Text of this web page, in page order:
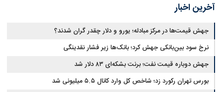
آخرین اخبار
جهش قیمت‌ها در مرکز مبادله؛ یورو و دلار چقدر گران شدند؟
نرخ سود بین‌بانکی جهش کرد؛ بانک‌ها زیر فشار نقدینگی
جهش دوباره قیمت نفت؛ برنت بشکه‌ای ۸۳ دلار شد
بورس تهران رکورد زد؛ شاخص کل وارد کانال ۵.۵ میلیونی شد